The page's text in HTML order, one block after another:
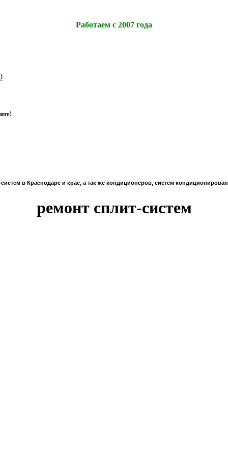
Работаем с 2007 года
ите!
в Краснодаре и крае, а так же кондиционеров, систем
ремонт сплит-систем